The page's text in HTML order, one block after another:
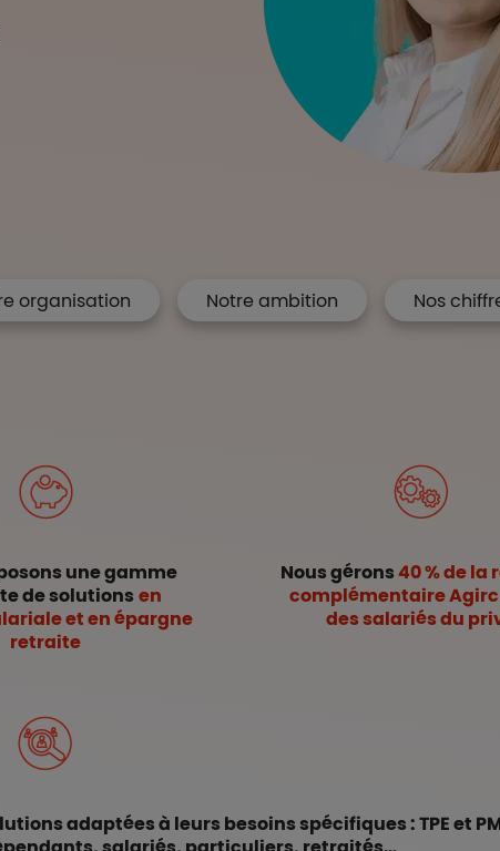
organisation Notre ambition Nos
une gamme
de solutions en
et en épargne
retraite
Nous gérons40 % de la
complémentaire
des salariés du
adaptées à leurs besoins spécifiques : TPE et